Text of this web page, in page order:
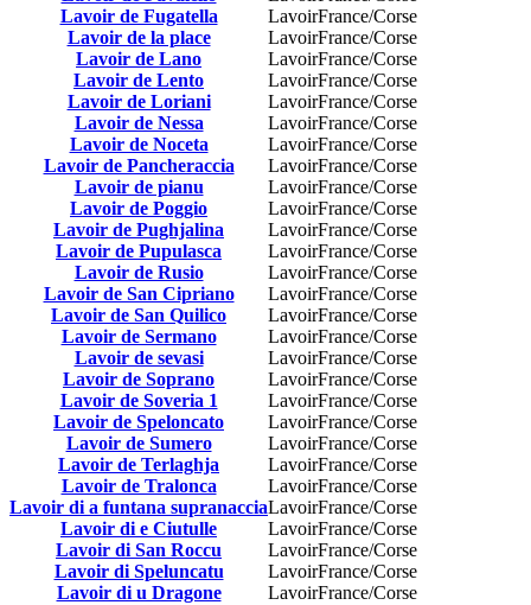
Lavoir de Fugatella
LavoirFrance/Corse
Lavoir de la place
LavoirFrance/Corse
Lavoir de Lano
LavoirFrance/Corse
Lavoir de Lento
LavoirFrance/Corse
Lavoir de Loriani
LavoirFrance/Corse
Lavoir de Nessa
LavoirFrance/Corse
Lavoir de Noceta
LavoirFrance/Corse
Lavoir de Pancheraccia
LavoirFrance/Corse
Lavoir de pianu
LavoirFrance/Corse
Lavoir de Poggio
LavoirFrance/Corse
Lavoir de Pughjalina
LavoirFrance/Corse
Lavoir de Pupulasca
LavoirFrance/Corse
Lavoir de Rusio
LavoirFrance/Corse
Lavoir de San Cipriano
LavoirFrance/Corse
Lavoir de San Quilico
LavoirFrance/Corse
Lavoir de Sermano
LavoirFrance/Corse
Lavoir de sevasi
LavoirFrance/Corse
Lavoir de Soprano
LavoirFrance/Corse
Lavoir de Soveria 1
LavoirFrance/Corse
Lavoir de Speloncato
LavoirFrance/Corse
Lavoir de Sumero
LavoirFrance/Corse
Lavoir de Terlaghja
LavoirFrance/Corse
Lavoir de Tralonca
LavoirFrance/Corse
Lavoir di a funtana supranacciaLavoirFrance/Corse
Lavoir di e Ciutulle
LavoirFrance/Corse
Lavoir di San Roccu
LavoirFrance/Corse
Lavoir di Speluncatu
LavoirFrance/Corse
Lavoir di u Dragone
LavoirFrance/Corse